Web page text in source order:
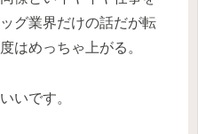
グ業界だけの話だが転
はめっちゃ上がる。
いです。